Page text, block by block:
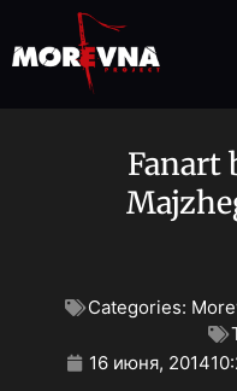
Fanart
Categories:
16 июня, 2014